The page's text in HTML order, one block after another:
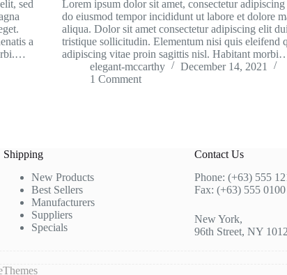
sed
a
Lorem ipsum dolor sit amet, consectetur adipiscing
do eiusmod tempor incididunt ut labore et dolore
aliqua. Dolor sit amet consectetur adipiscing elit
tristique sollicitudin. Elementum nisi quis eleifend
adipiscing vitae proin sagittis nisl. Habitant
elegant-mccarthy
December 14, 2021
1 Comment
Shipping
New Products
Best Sellers
Manufacturers
Suppliers
Specials
Contact Us
Phone: (+63) 555
Fax: (+63) 555 0100
New York,
96th Street, NY